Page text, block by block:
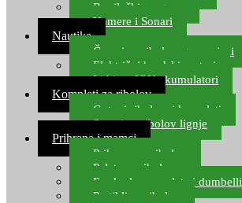
Ronilački program
Kamere i Sonari
Nautika
Čamci za ribolov, gumenjaci
Električni brodski motori
Lithium ION akumulatori
Kompleti za ribolov
Gotovi ribolovni kompleti
Setovi za ribolov lignje
Prihrana i mamci
Prihrana za ribolov
Pelete za ribolov
Feeder lovne pelete i dumbelli
Partikli za ribolov